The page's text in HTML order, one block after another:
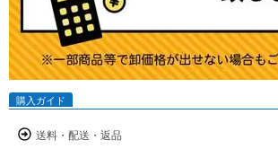
購入ガイド
送料・配送・返品